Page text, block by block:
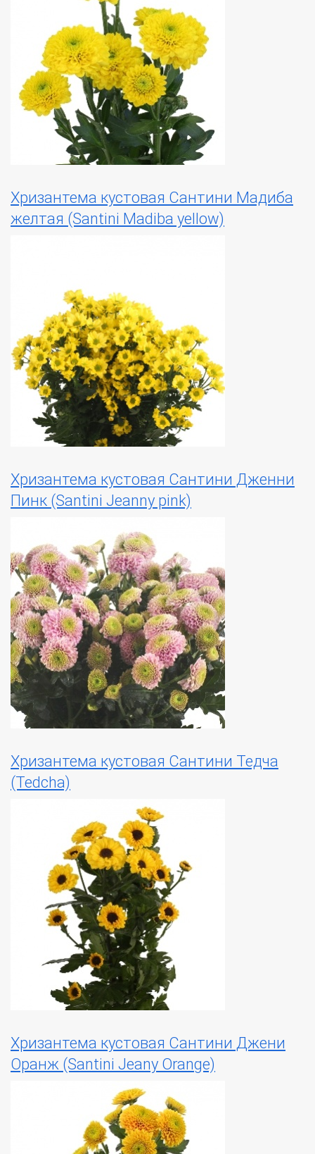
Хризантема кустовая Сантини Мадиба
желтая (Santini Madiba yellow)
Хризантема кустовая Сантини Дженни
Пинк (Santini Jeanny pink)
Хризантема кустовая Сантини Тедча
(Tedcha)
Хризантема кустовая Сантини Джени
Оранж (Santini Jeany Orange)